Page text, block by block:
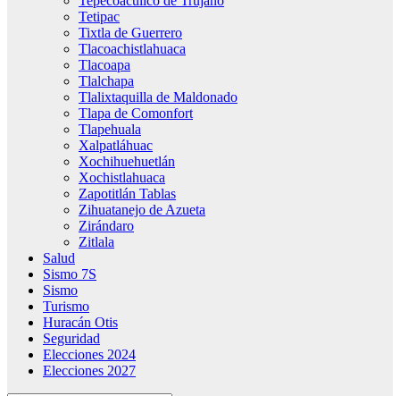
Tetipac
Tixtla de Guerrero
Tlacoachistlahuaca
Tlacoapa
Tlalchapa
Tlalixtaquilla de Maldonado
Tlapa de Comonfort
Tlapehuala
Xalpatláhuac
Xochihuehuetlán
Xochistlahuaca
Zapotitlán Tablas
Zihuatanejo de Azueta
Zirándaro
Zitlala
Salud
Sismo 7S
Sismo
Turismo
Huracán Otis
Seguridad
Elecciones 2024
Elecciones 2027